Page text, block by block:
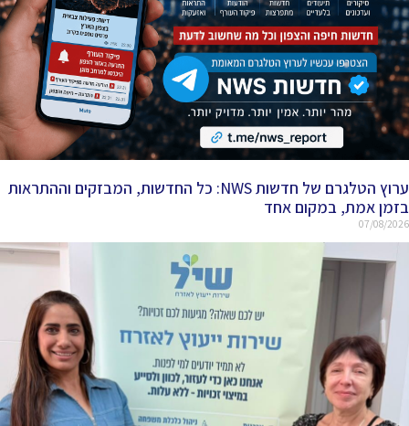
ערוץ הטלגרם של חדשות NWS: כל החדשות, המבזקים וההתראות
בזמן אמת, במקום אחד
07/08/2026